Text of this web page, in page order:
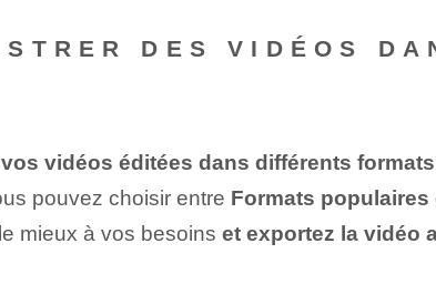
DES VIDÉOS
vidéos éditées dans différents formats
pouvez choisir entre Formats populaires
mieux à vos besoins et exportez la vidéo